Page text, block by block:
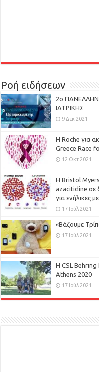
Ροή ειδήσεων
2ο
ΙΑΤΡΙΚΗΣ
9 Δεκ 2021
H Roche για
Greece Race
12 Οκτ 2021
Η Bristol Myers
azacitidine σε
για ενήλικες
17 Ιούλ 2021
«Βάζουμε
17 Ιούλ 2021
H CSL Behring
Athens 2020
17 Ιούλ 2021